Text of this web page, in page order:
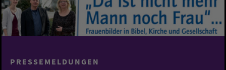
PRESSEMELDUNGEN